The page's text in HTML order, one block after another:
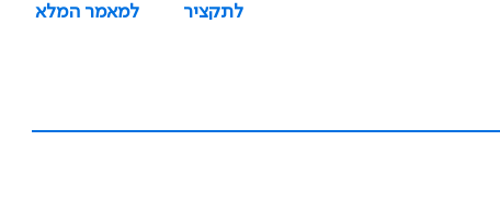
לתקציר
למאמר המלא